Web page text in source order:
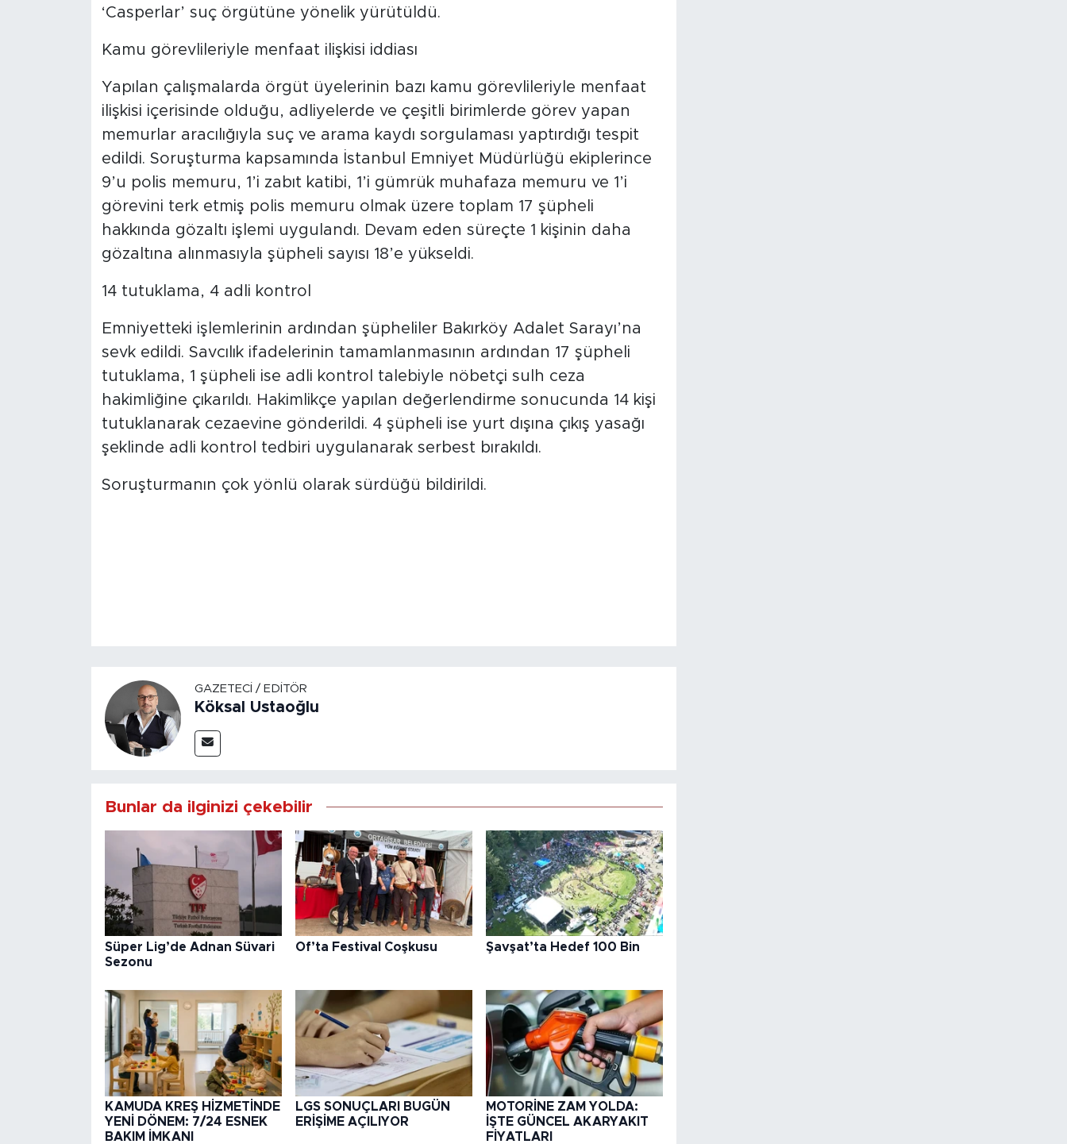
‘Casperlar’ suç örgütüne yönelik yürütüldü.
Kamu görevlileriyle menfaat ilişkisi iddiası
Yapılan çalışmalarda örgüt üyelerinin bazı kamu görevlileriyle menfaat
ilişkisi içerisinde olduğu, adliyelerde ve çeşitli birimlerde görev yapan
memurlar aracılığıyla suç ve arama kaydı sorgulaması yaptırdığı tespit
edildi. Soruşturma kapsamında İstanbul Emniyet Müdürlüğü ekiplerince
9’u polis memuru, 1’i zabıt katibi, 1’i gümrük muhafaza memuru ve 1’i
görevini terk etmiş polis memuru olmak üzere toplam 17 şüpheli
hakkında gözaltı işlemi uygulandı. Devam eden süreçte 1 kişinin daha
gözaltına alınmasıyla şüpheli sayısı 18’e yükseldi.
14 tutuklama, 4 adli kontrol
Emniyetteki işlemlerinin ardından şüpheliler Bakırköy Adalet Sarayı’na
sevk edildi. Savcılık ifadelerinin tamamlanmasının ardından 17 şüpheli
tutuklama, 1 şüpheli ise adli kontrol talebiyle nöbetçi sulh ceza
hakimliğine çıkarıldı. Hakimlikçe yapılan değerlendirme sonucunda 14 kişi
tutuklanarak cezaevine gönderildi. 4 şüpheli ise yurt dışına çıkış yasağı
şeklinde adli kontrol tedbiri uygulanarak serbest bırakıldı.
Soruşturmanın çok yönlü olarak sürdüğü bildirildi.
GAZETECI / EDITÖR
Köksal Ustaoğlu
Bunlar da ilginizi çekebilir
Süper Lig’de Adnan Süvari
Sezonu
Of’ta Festival Coşkusu Şavşat’ta Hedef 100 Bin
KAMUDA KREŞ HİZMETİNDE
YENİ DÖNEM: 7/24 ESNEK
BAKIM İMKANI
LGS SONUÇLARI BUGÜN
ERİŞİME AÇILIYOR
MOTORİNE ZAM YOLDA:
İŞTE GÜNCEL AKARYAKIT
FİYATLARI